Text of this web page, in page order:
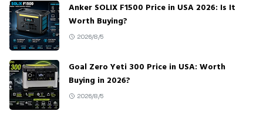
Anker SOLIX F1500 Price in USA 2026: Is It
Worth Buying?
2026/8/5
Goal Zero Yeti 300 Price in USA: Worth
Buying in 2026?
2026/8/5